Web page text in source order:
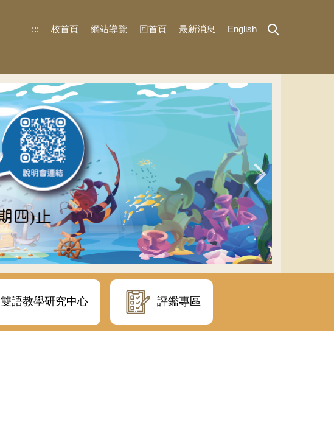
::: 校首頁 網站導覽 回首頁 最新消息 English
雙語教學研究中心 評鑑專區